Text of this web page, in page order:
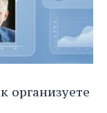
организуете